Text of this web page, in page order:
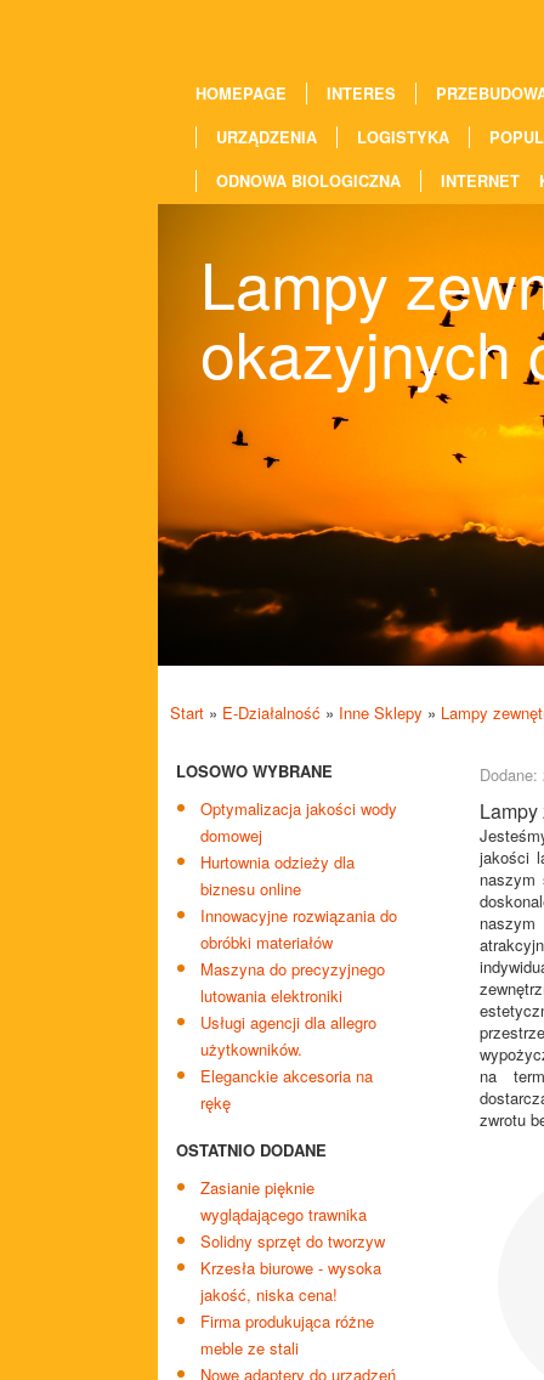
HOMEPAGE INTERES
URZĄDZENIA
LOGISTYKA
ODNOWA BIOLOGICZNA
INTERNET
Lampy
okazyjnych
Start » E-Działalność » Inne Sklepy » Lampy
LOSOWO WYBRANE
Optymalizacja jakości wody
domowej
Hurtownia odzieży dla
biznesu online
Innowacyjne rozwiązania do
obróbki materiałów
Maszyna do precyzyjnego
lutowania elektroniki
Usługi agencji dla allegro
użytkowników.
Eleganckie akcesoria na
rękę
OSTATNIO DODANE
Zasianie pięknie
wyglądającego trawnika
Solidny sprzęt do tworzyw
Krzesła biurowe - wysoka
jakość, niska cena!
Firma produkująca różne
meble ze stali
Nowe adaptery do urządzeń
Dodane:
jakości
naszym
na
zwrotu